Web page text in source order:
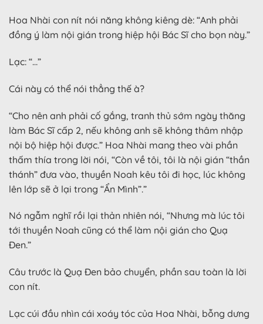
Hoa Nhài con nít nói năng không kiêng dè: “Anh phải
đồng ý làm nội gián trong hiệp hội Bác Sĩ cho bọn này.”
Lạc: “…”
Cái này có thể nói thẳng thế à?
“Cho nên anh phải cố gắng, tranh thủ sớm ngày thăng
làm Bác Sĩ cấp 2, nếu không anh sẽ không thâm nhập
nội bộ hiệp hội được.” Hoa Nhài mang theo vài phần
thấm thía trong lời nói, “Còn về tôi, tôi là nội gián “thần
thánh” đưa vào, thuyền Noah kêu tôi đi học, lúc không
lên lớp sẽ ở lại trong “Ẩn Mình”.”
Nó ngẫm nghĩ rồi lại thản nhiên nói, “Nhưng mà lúc tôi
tới thuyền Noah cũng có thể làm nội gián cho Quạ
Đen.”
Câu trước là Quạ Đen bảo chuyển, phần sau toàn là lời
con nít.
Lạc cúi đầu nhìn cái xoáy tóc của Hoa Nhài, bỗng dưng